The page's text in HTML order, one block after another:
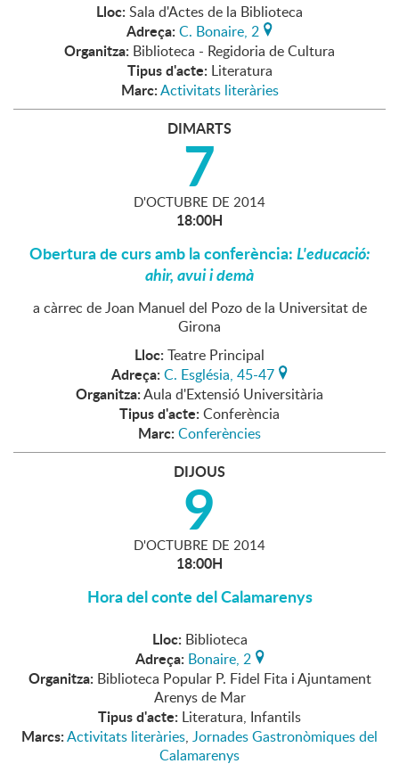
Lloc: Sala d'Actes de la Biblioteca
Adreça: C. Bonaire, 2
Organitza: Biblioteca - Regidoria de Cultura
Tipus d'acte: Literatura
Marc:Activitats literàries
DIMARTS
7
D'OCTUBRE DE 2014
18:00H
Obertura de curs amb la conferència:L'educació:
ahir, avui i demà
a càrrec de Joan Manuel del Pozo de la Universitat de
Girona
Lloc: Teatre Principal
Adreça: C. Església, 45-47
Organitza:Aula d'Extensió Universitària
Tipus d'acte: Conferència
Marc: Conferències
DIJOUS
9
D'OCTUBRE DE 2014
18:00H
Hora del conte del Calamarenys
Lloc: Biblioteca
Adreça: Bonaire, 2
Organitza: Biblioteca Popular P. Fidel Fita i Ajuntament
Arenys de Mar
Tipus d'acte: Literatura, Infantils
Marcs:Activitats literàries, Jornades Gastronòmiques del
Calamarenys